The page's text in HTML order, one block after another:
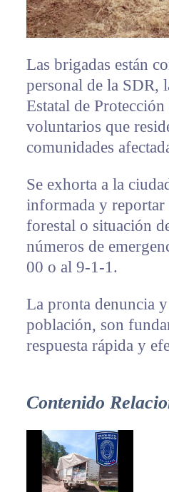
Las brigadas están
personal de la SDR,
Estatal de
voluntarios que
comunidades
Se exhorta a la
informada y
forestal o situación
números de
00 o al 9-1-1.
La pronta denuncia
población, son
respuesta rápida y
Contenido